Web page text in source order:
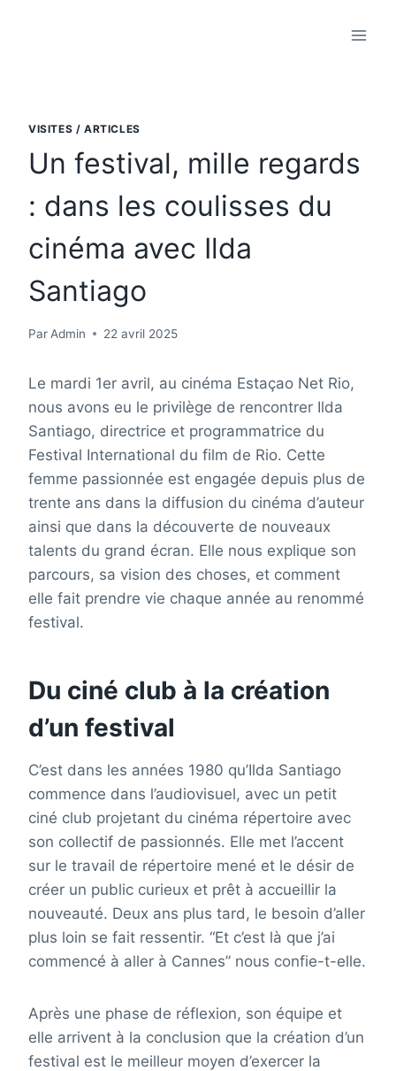
VISITES / ARTICLES
Un festival, mille regards
: dans les coulisses du
cinéma avec Ilda
Santiago
Par Admin 22 avril 2025
Le mardi 1er avril, au cinéma Estaçao Net Rio,
nous avons eu le privilège de rencontrer Ilda
Santiago, directrice et programmatrice du
Festival International du film de Rio. Cette
femme passionnée est engagée depuis plus de
trente ans dans la diffusion du cinéma d’auteur
ainsi que dans la découverte de nouveaux
talents du grand écran. Elle nous explique son
parcours, sa vision des choses, et comment
elle fait prendre vie chaque année au renommé
festival.
Du ciné club à la création
d’un festival
C’est dans les années 1980 qu’Ilda Santiago
commence dans l’audiovisuel, avec un petit
ciné club projetant du cinéma répertoire avec
son collectif de passionnés. Elle met l’accent
sur le travail de répertoire mené et le désir de
créer un public curieux et prêt à accueillir la
nouveauté. Deux ans plus tard, le besoin d’aller
plus loin se fait ressentir. “Et c’est là que j’ai
commencé à aller à Cannes” nous confie-t-elle.
Après une phase de réflexion, son équipe et
elle arrivent à la conclusion que la création d’un
festival est le meilleur moyen d’exercer la